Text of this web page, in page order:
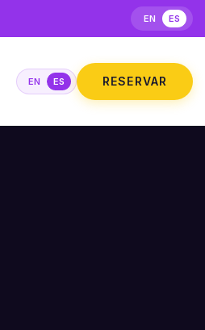
EN ES
EN ES RESERVAR